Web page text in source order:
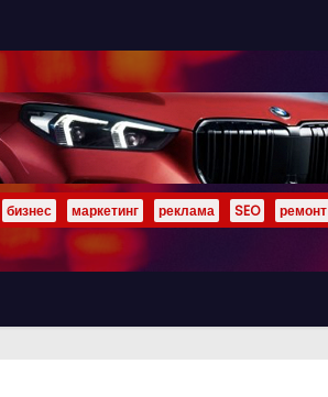
бизнес маркетинг реклама SEO ремонт